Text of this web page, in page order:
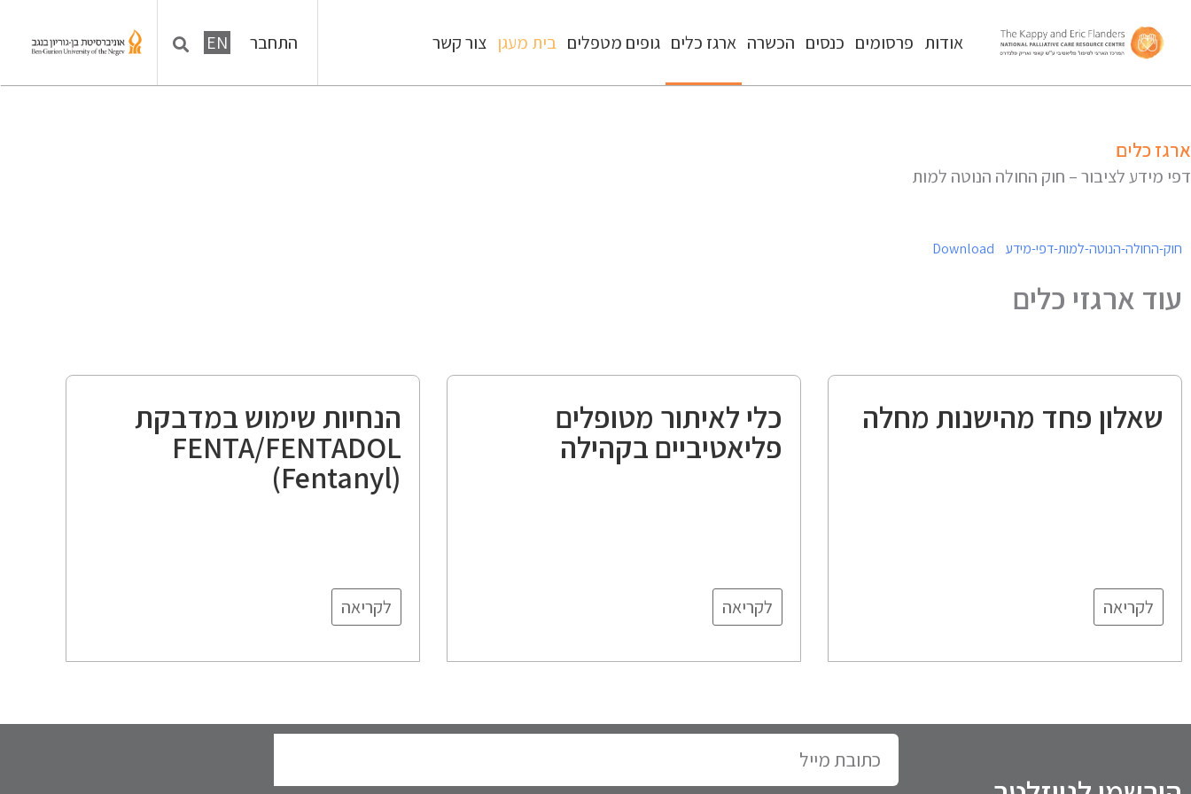
אודות פרסומים כנסים הכשרה ארגז כלים גופים מטפלים בית מעגן צור קשר התחבר EN
ארגז כלים
דפי מידע לציבור – חוק החולה הנוטה למות
חוק-החולה-הנוטה-למות-דפי-מידע Download
עוד ארגזי כלים
שאלון פחד מהישנות מחלה
לקריאה
כלי לאיתור מטופלים
פליאטיביים בקהילה
לקריאה
הנחיות שימוש במדבקת
FENTA/FENTADOL
(Fentanyl)
לקריאה
מייל